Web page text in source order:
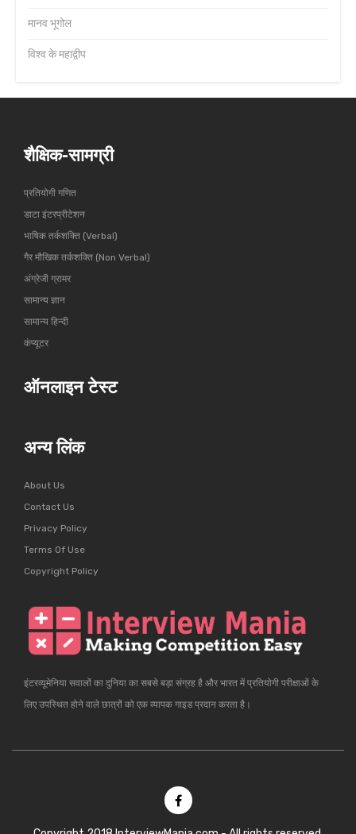
मानव भूगोल
विश्व के महाद्वीप
शैक्षिक-सामग्री
प्रतियोगी गणित
डाटा इंटरप्रीटेशन
भाषिक तर्कशक्ति (Verbal)
गैर मौखिक तर्कशक्ति (Non Verbal)
अंग्रेजी ग्रामर
सामान्य ज्ञान
सामान्य हिन्दी
कंप्यूटर
ऑनलाइन टेस्ट
अन्य लिंक
About Us
Contact Us
Privacy Policy
Terms Of Use
Copyright Policy
इंटरव्यूमेनिया सवालों का दुनिया का सबसे बड़ा संग्रह है और भारत में प्रतियोगी परीक्षाओं के
लिए उपस्थित होने वाले छात्रों को एक व्यापक गाइड प्रदान करता है।